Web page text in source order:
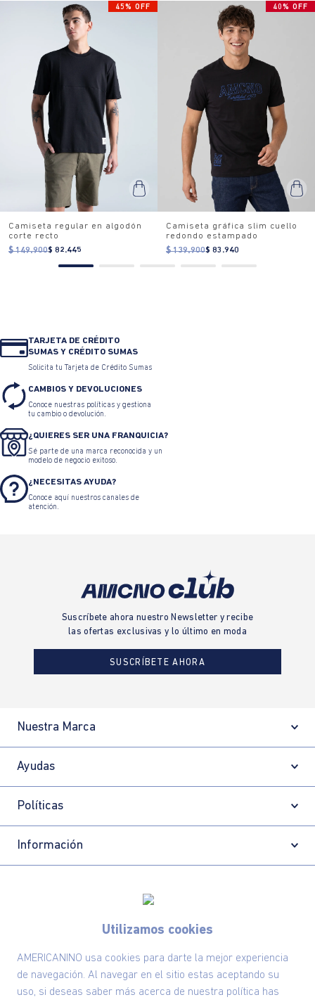
Utilizamos cookies
AMERICANINO usa cookies para darte la mejor experiencia
de navegación. Al navegar en el sitio estas aceptando su
uso, si deseas saber más acerca de nuestra política has
45% OFF
Camiseta regular en algodón
corte recto
$ 149.900$ 82.445
40% OFF
Camiseta gráfica slim cuello
redondo estampado
$ 139.900$ 83.940
TARJETA DE CRÉDITO
SUMAS Y CRÉDITO SUMAS
Solicita tu Tarjeta de Crédito Sumas
CAMBIOS Y DEVOLUCIONES
Conoce nuestras políticas y gestiona
tu cambio o devolución.
¿QUIERES SER UNA FRANQUICIA?
Sé parte de una marca reconocida y un
modelo de negocio exitoso.
¿NECESITAS AYUDA?
Conoce aquí nuestros canales de
atención.
Suscríbete ahora nuestro Newsletter y recibe
las ofertas exclusivas y lo último en moda
SUSCRÍBETE AHORA
Nuestra Marca
Ayudas
Políticas
Información